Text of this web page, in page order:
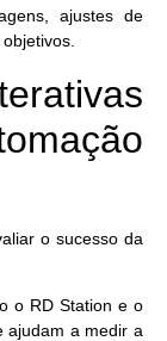
ajustes de
o sucesso da
o RD Station e o
ajudam a medir a